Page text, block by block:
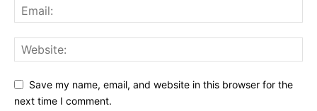
Save my name, email, and website in this browser for the
next time I comment.